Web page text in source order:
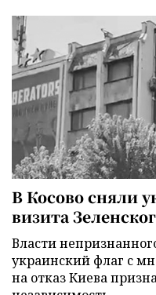
В Косово сняли
визита
Власти
украинский флаг с
на отказ Киева